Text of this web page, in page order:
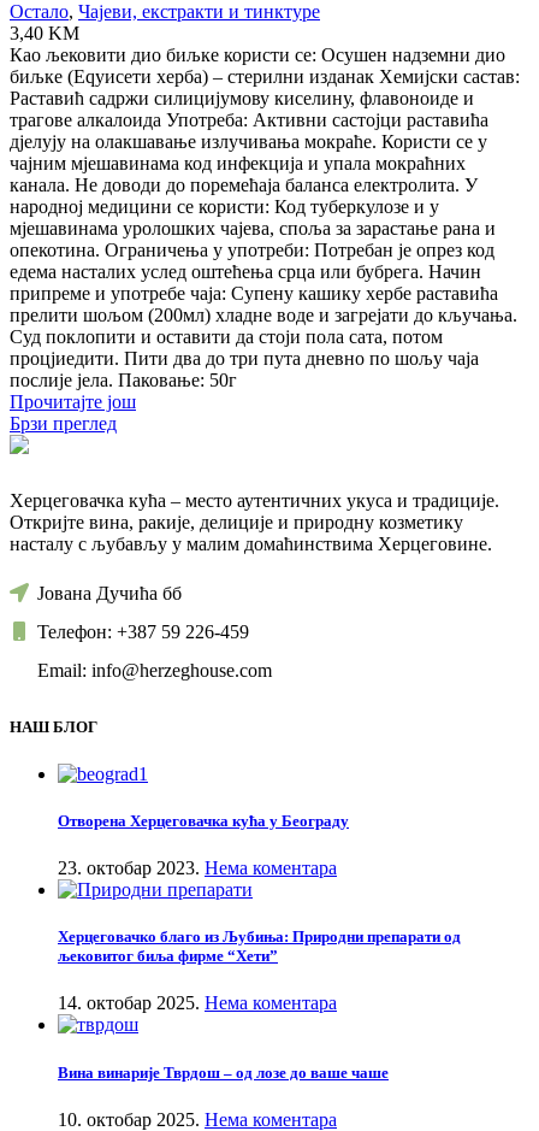
Остало, Чајеви, екстракти и тинктуре
3,40 KM
Као љековити дио биљке користи се: Осушен надземни дио
биљке (Еqуисети херба) – стерилни изданак Хемијски састав:
Раставић садржи силицијумову киселину, флавоноиде и
трагове алкалоида Употреба: Активни састојци раставића
дјелују на олакшавање излучивања мокраће. Користи се у
чајним мјешавинама код инфекција и упала мокраћних
канала. Не доводи до поремећаја баланса електролита. У
народној медицини се користи: Код туберкулозе и у
мјешавинама уролошких чајева, споља за зарастање рана и
опекотина. Ограничења у употреби: Потребан је опрез код
едема насталих услед оштећења срца или бубрега. Начин
припреме и употребе чаја: Супену кашику хербе раставића
прелити шољом (200мл) хладне воде и загрејати до кључања.
Суд поклопити и оставити да стоји пола сата, потом
процјиедити. Пити два до три пута дневно по шољу чаја
послије јела. Паковање: 50г
Прочитајте још
Брзи преглед
Херцеговачка кућа – место аутентичних укуса и традиције.
Откријте вина, ракије, делиције и природну козметику
насталу с љубављу у малим домаћинствима Херцеговине.
Јована Дучића бб
Телефон: +387 59 226-459
Email: info@herzeghouse.com
НАШ БЛОГ
Отворена Херцеговачка кућа у Београду
23. октобар 2023. Нема коментара
Херцеговачко благо из Љубиња: Природни препарати од
љековитог биља фирме “Хети”
14. октобар 2025. Нема коментара
Вина винарије Тврдош – од лозе до ваше чаше
10. октобар 2025. Нема коментара